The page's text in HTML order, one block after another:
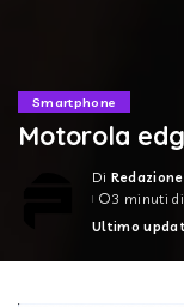
Smartphone
Motorola
Posted
by
Di Redazione
3 minuti
Ultimo